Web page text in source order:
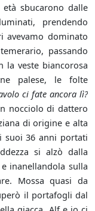
sbucarono dalle
prendendo
avevamo dominato
passando
la veste biancorosa
palese, le folte
ci fate ancora lì?
nocciolo di dattero
di origine e alta
suoi 36 anni portati
si alzò dalla
inanellandola sulla
Mossa quasi da
il portafogli dal